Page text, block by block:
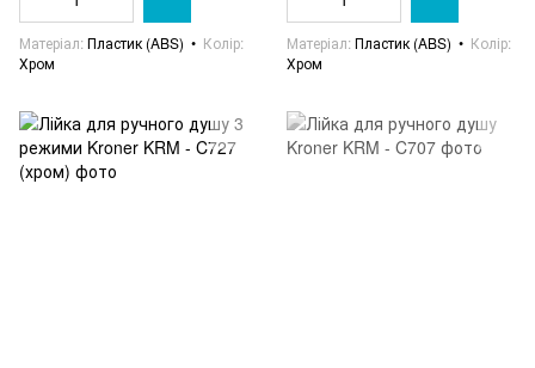
Матеріал Пластик (ABS)
Колір
Хром
Матеріал Пластик (ABS)
Колір
Хром